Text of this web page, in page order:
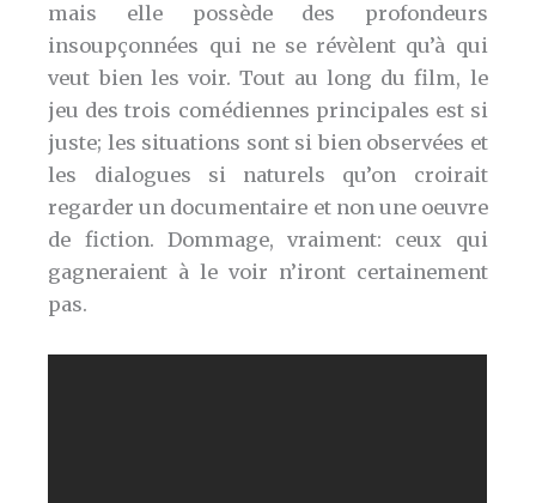
mais elle possède des profondeurs
insoupçonnées qui ne se révèlent qu’à qui
veut bien les voir. Tout au long du film, le
jeu des trois comédiennes principales est si
juste; les situations sont si bien observées et
les dialogues si naturels qu’on croirait
regarder un documentaire et non une oeuvre
de fiction. Dommage, vraiment: ceux qui
gagneraient à le voir n’iront certainement
pas.